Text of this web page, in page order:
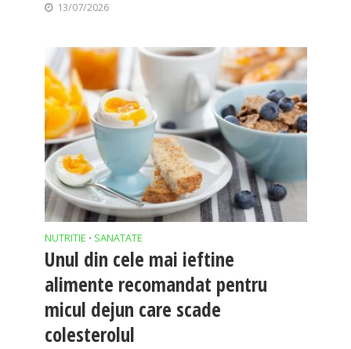
13/07/2026
NUTRITIE • SANATATE
Unul din cele mai ieftine
alimente recomandat pentru
micul dejun care scade
colesterolul